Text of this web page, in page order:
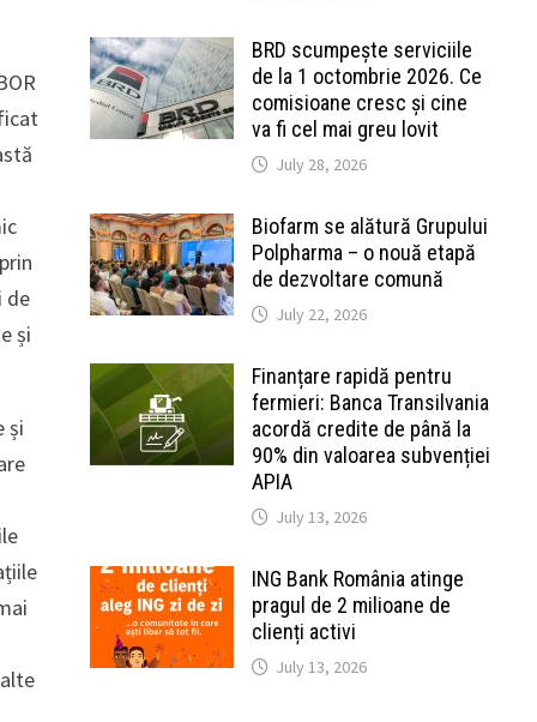
de
și
și
BRD scumpește serviciile
de la 1 octombrie 2026. Ce
comisioane cresc și cine
va fi cel mai greu lovit
July 28, 2026
Biofarm se alătură Grupului
Polpharma – o nouă etapă
de dezvoltare comună
July 22, 2026
Finanțare rapidă pentru
fermieri: Banca Transilvania
acordă credite de până la
90% din valoarea subvenției
APIA
July 13, 2026
ING Bank România atinge
pragul de 2 milioane de
clienți activi
July 13, 2026